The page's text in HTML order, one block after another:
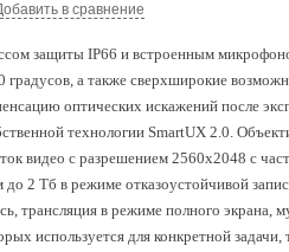
в сравнение
защиты IP66 и встроенным
а также сверхширокие
оптических искажений после
технологии SmartUX 2.0.
видео с разрешением 2560x2048 с
до 2 Тб в режиме отказоустойчивой
трансляция в режиме полного экрана,
используется для конкретной задачи,